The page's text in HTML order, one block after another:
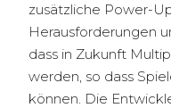
zusätzliche Power-
Herausforderungen
dass in Zukunft
werden, so dass
können. Die